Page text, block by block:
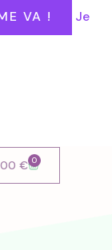
VA !
Je
€ 0
Cart